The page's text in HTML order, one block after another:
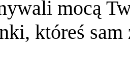
mocą
któreś sam